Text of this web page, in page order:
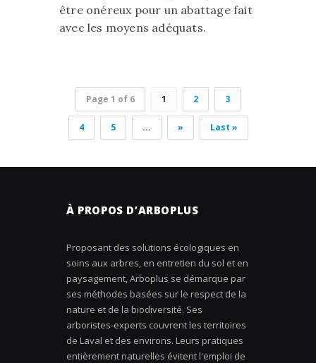
être onéreux pour un abattage fait
avec les moyens adéquats.
Page 1 of 6 1 2 3
4 5 ... » Last »
À PROPOS D’ARBOPLUS
Proposant des solutions écologiques en
soins aux arbres, en entretien du sol et en
paysagement, Arboplus se démarque par
ses méthodes basées sur le respect de la
nature et de la biodiversité. Ses
arboristes-experts couvrent les territoires
de Laval et des environs. Leurs pratiques
entièrement naturelles évitent l'emploi de